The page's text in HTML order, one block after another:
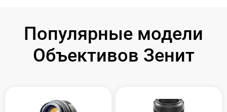
Популярные модели
Объективов Зенит